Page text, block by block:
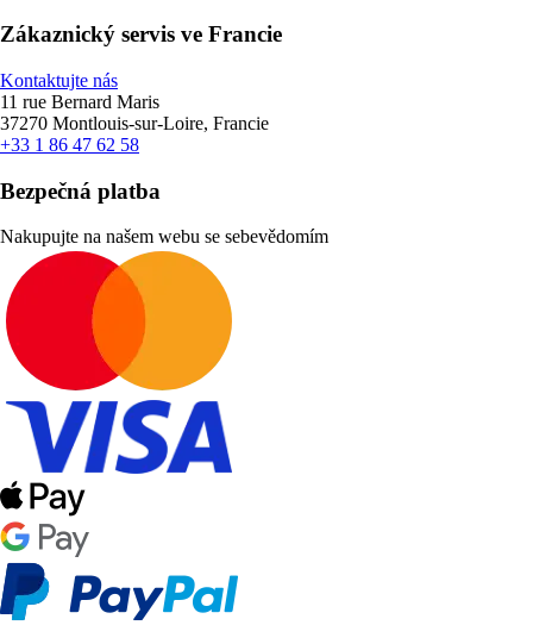
Zákaznický servis ve Francie
Kontaktujte nás
11 rue Bernard Maris
37270 Montlouis-sur-Loire, Francie
+33 1 86 47 62 58
Bezpečná platba
Nakupujte na našem webu se sebevědomím